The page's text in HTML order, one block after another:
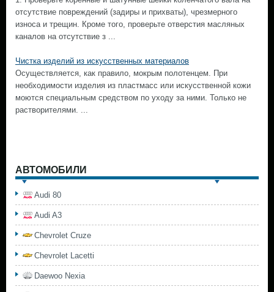
отсутствие повреждений (задиры и прихваты), чрезмерного
износа и трещин. Кроме того, проверьте отверстия масляных
каналов на отсутствие з ...
Чистка изделий из искусственных материалов
Осуществляется, как правило, мокрым полотенцем. При
необходимости изделия из пластмасс или искусственной кожи
моются специальным средством по уходу за ними. Только не
растворителями. ...
АВТОМОБИЛИ
Audi 80
Audi A3
Chevrolet Cruze
Chevrolet Lacetti
Daewoo Nexia